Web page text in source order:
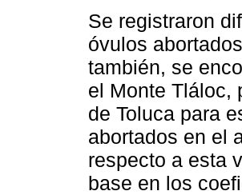
Se registraron
óvulos
también, se
el Monte Tláloc,
de Toluca para
abortados en el
respecto a esta
base en los